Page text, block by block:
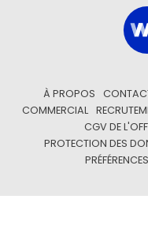
À PROPOS
COMMERCIAL
CGV DE
PROTECTION DES